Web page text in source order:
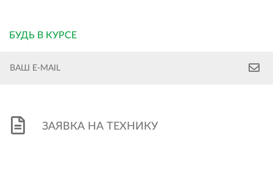
БУДЬ В КУРСЕ
ЗАЯВКА НА ТЕХНИКУ